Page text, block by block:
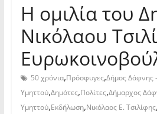
Η ομιλία του
Νικόλαου
50 χρόνια,Πρόσφυγες,Δήμος Δάφνης -
Υμηττού,Δημότες,Πολίτες,Δήμαρχος
Υμηττού,Εκδήλωση,Νικόλαος Ε. Τσιλίφης,